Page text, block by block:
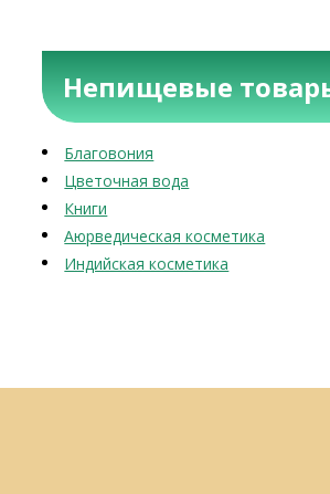
Непищевые
Благовония
Цветочная вода
Книги
Аюрведическая косметика
Индийская косметика